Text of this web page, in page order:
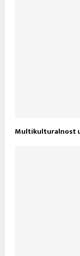
Multikulturalnost